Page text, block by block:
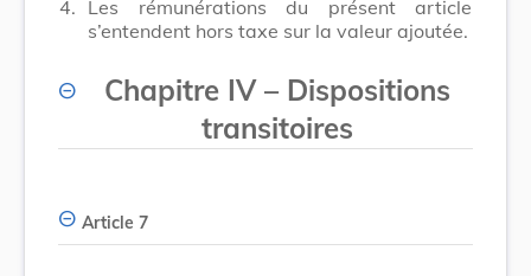
4. Les rémunérations du présent article
s’entendent hors taxe sur la valeur ajoutée.
Chapitre IV– Dispositions
transitoires
Article 7